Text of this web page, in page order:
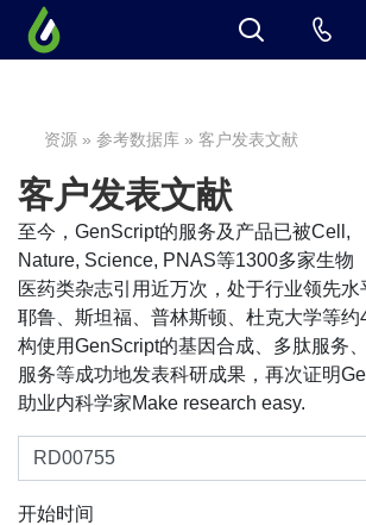
资源 »参考数据库 » 客户发表文献
客户发表文献
至今，GenScript的服务及产品已被Cell,
Nature, Science, PNAS等1300多家生物
医药类杂志引用近万次，处于行业领先水
耶鲁、斯坦福、普林斯顿、杜克大学等
构使用GenScript的基因合成、多肽服务
服务等成功地发表科研成果，再次证明
助业内科学家Make research easy.
开始时间